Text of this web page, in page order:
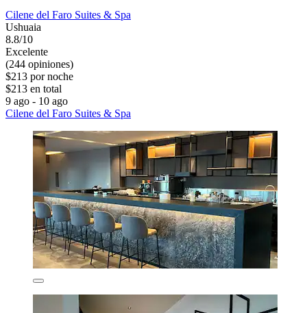
Cilene del Faro Suites & Spa
Ushuaia
8.8/10
Excelente
(244 opiniones)
$213 por noche
$213 en total
9 ago - 10 ago
Cilene del Faro Suites & Spa